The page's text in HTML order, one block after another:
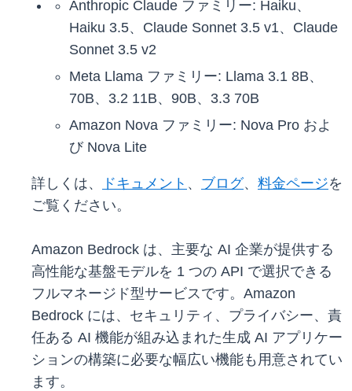
Anthropic Claude ファミリー: Haiku、
Haiku 3.5、Claude Sonnet 3.5 v1、Claude
Sonnet 3.5 v2
Meta Llama ファミリー: Llama 3.1 8B、
70B、3.2 11B、90B、3.3 70B
Amazon Nova ファミリー: Nova Pro およ
び Nova Lite
詳しくは、 ドキュメント 、 ブログ、 料金ページを
ご覧ください。
Amazon Bedrock は、主要な AI 企業が提供する
高性能な基盤モデルを 1 つの API で選択できる
フルマネージド型サービスです。Amazon
Bedrock には、セキュリティ、プライバシー、責
任ある AI 機能が組み込まれた生成 AI アプリケー
ションの構築に必要な幅広い機能も用意されてい
ます。